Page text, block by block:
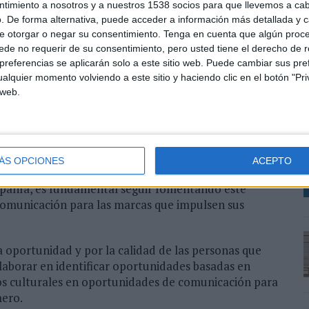
a nosotros y a nuestros 1538 socios para que llevemos a
De forma alternativa, puede acceder a información más detallada y
otorgar o negar su consentimiento. Tenga en cuenta que algún
no requerir de su consentimiento, pero usted tiene el derecho de
se aplicarán solo a este sitio web. Puede cambiar sus
momento volviendo a este sitio y haciendo clic en el botón
OPCIONES ACEPTO
integrales de adaptive marketing, brand
en la comunicación de contenidos que conectan
y por su inquietud de saber que va a venir a
de liderazgo en la industria, estoy feliz de que se
e identificando nuevas oportunidades para
la innovación y la cultura”, afirma Cristina
de expansión significativa, tanto en términos
es fundamental seguir fomentando este
para las marcas que impulsen sus
y por la calidad de las personas que
en identificar oportunidades basadas en
culturales en oportunidades de comunicación para